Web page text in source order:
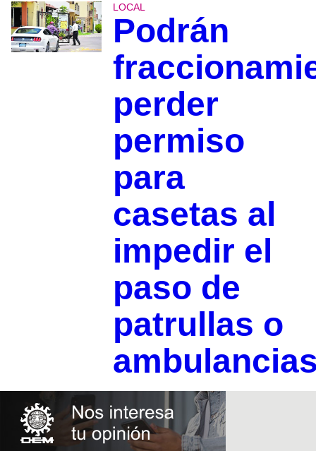
LOCAL
Podrán
perder
permiso
para
casetas al
impedir el
paso de
patrullas o